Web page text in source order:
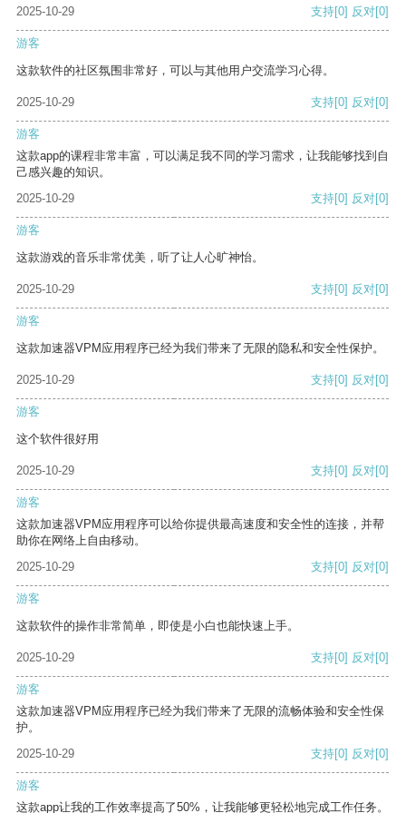
2025-10-29 支持[0] 反对[0]
游客
这款软件的社区氛围非常好，可以与其他用户交流学习心得。
2025-10-29 支持[0] 反对[0]
游客
这款app的课程非常丰富，可以满足我不同的学习需求，让我能够找到自
己感兴趣的知识。
2025-10-29
支持[0] 反对[0]
游客
这款游戏的音乐非常优美，听了让人心旷神怡。
2025-10-29 支持[0] 反对[0]
游客
这款加速器VPM应用程序已经为我们带来了无限的隐私和安全性保护。
2025-10-29 支持[0] 反对[0]
游客
这个软件很好用
2025-10-29 支持[0] 反对[0]
游客
这款加速器VPM应用程序可以给你提供最高速度和安全性的连接，并帮
助你在网络上自由移动。
2025-10-29
支持[0] 反对[0]
游客
这款软件的操作非常简单，即使是小白也能快速上手。
2025-10-29 支持[0] 反对[0]
游客
这款加速器VPM应用程序已经为我们带来了无限的流畅体验和安全性保
护。
2025-10-29
支持[0] 反对[0]
游客
这款app让我的工作效率提高了50%，让我能够更轻松地完成工作任务。